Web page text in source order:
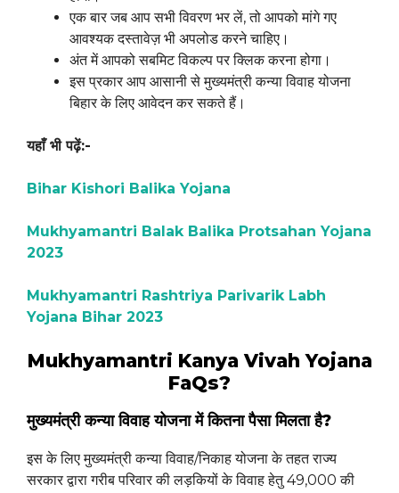
एक बार जब आप सभी विवरण भर लें, तो आपको मांगे गए
आवश्यक दस्तावेज़ भी अपलोड करने चाहिए।
अंत में आपको सबमिट विकल्प पर क्लिक करना होगा।
इस प्रकार आप आसानी से मुख्यमंत्री कन्या विवाह योजना
बिहार के लिए आवेदन कर सकते हैं।
यहाँ भी पढ़ें:-
Bihar Kishori Balika Yojana
Mukhyamantri Balak Balika Protsahan Yojana
2023
Mukhyamantri Rashtriya Parivarik Labh
Yojana Bihar 2023
Mukhyamantri Kanya Vivah Yojana
FaQs?
मुख्यमंत्री कन्या विवाह योजना में कितना पैसा मिलता है?
इस के लिए मुख्यमंत्री कन्या विवाह/निकाह योजना के तहत राज्य
सरकार द्वारा गरीब परिवार की लड़कियों के विवाह हेतु 49,000 की